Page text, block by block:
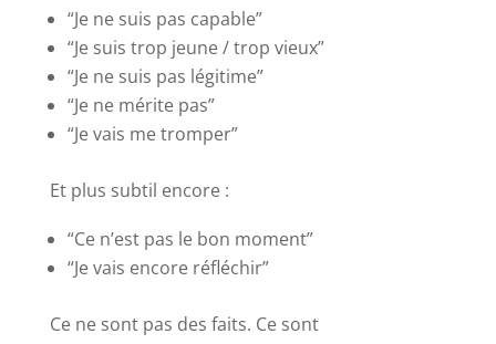
“Je ne suis pas capable”
“Je suis trop jeune / trop vieux”
“Je ne suis pas légitime”
“Je ne mérite pas”
“Je vais me tromper”
Et plus subtil encore :
“Ce n’est pas le bon moment”
“Je vais encore réfléchir”
Ce ne sont pas des faits. Ce sont